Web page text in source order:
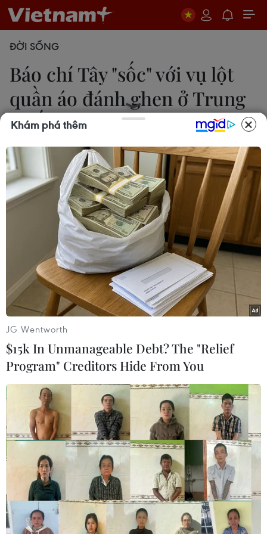
ĐỜI SỐNG
Báo chí Tây "sốc" với vụ lột
quần áo đánh ghen ở Trung
Quốc
Lê Hiên
15/10/2014 10:39
Một phụ nữ Trung Quốc đã bị xé quần áo và đánh
đập thậm tệ trên đường phố ban ngày trước sự
chứng kiến của nhiều người qua đường.
Hình ảnh cô gái bị đánh ghen. (Nguồn: Telegraph)
Nhiều trang mạng trên thế giới hai ngày qua đã
đăng tải loạt ảnh một phụ nữ Trung Quốc bị xé
quần áo và đánh đập thậm tệ trên đường phố
lúc ban ngày trước sự chứng kiến của nhiều
người qua đường.
Theo tờ Telegraph của Australia, đây là vụ việc
Khám phá thêm
JG Wentworth
$15k In Unmanageable Debt? The "Relief
Program" Creditors Hide From You